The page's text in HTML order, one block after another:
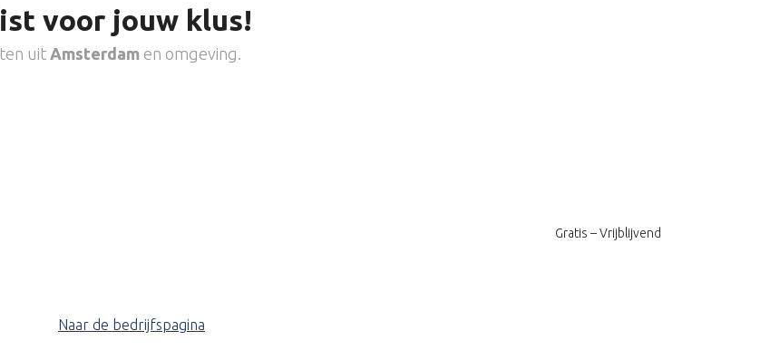
voor jouw klus!
uitAmsterdam en omgeving.
Gratis – Vrijblijvend
Naar de bedrijfspagina